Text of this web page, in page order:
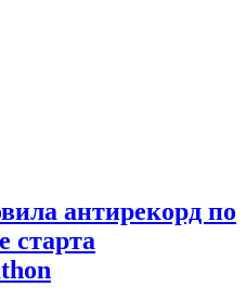
антирекорд по
старта